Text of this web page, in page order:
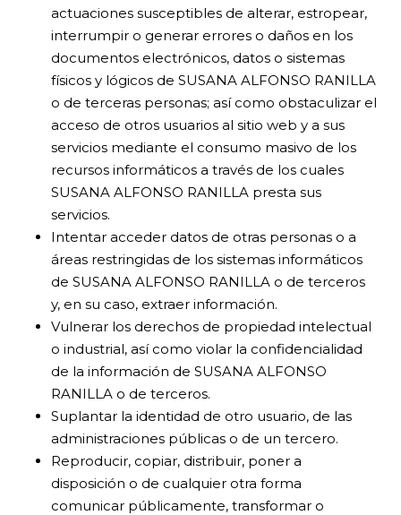
actuaciones susceptibles de alterar, estropear,
interrumpir o generar errores o daños en los
documentos electrónicos, datos o sistemas
físicos y lógicos de SUSANA ALFONSO RANILLA
o de terceras personas; así como obstaculizar el
acceso de otros usuarios al sitio web y a sus
servicios mediante el consumo masivo de los
recursos informáticos a través de los cuales
SUSANA ALFONSO RANILLA presta sus
servicios.
Intentar acceder datos de otras personas o a
áreas restringidas de los sistemas informáticos
de SUSANA ALFONSO RANILLA o de terceros
y, en su caso, extraer información.
Vulnerar los derechos de propiedad intelectual
o industrial, así como violar la confidencialidad
de la información de SUSANA ALFONSO
RANILLA o de terceros.
Suplantar la identidad de otro usuario, de las
administraciones públicas o de un tercero.
Reproducir, copiar, distribuir, poner a
disposición o de cualquier otra forma
comunicar públicamente, transformar o